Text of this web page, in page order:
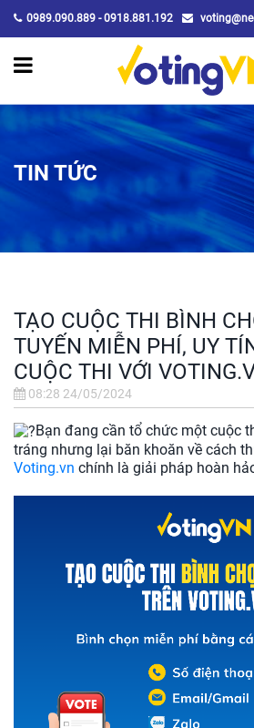
0989.090.889 - 0918.881.192
TIN TỨC
TẠO CUỘC THI BÌNH
TUYẾN MIỄN PHÍ, UY
CUỘC THI VỚI
08:28 24/05/2024
Bạn đang cần tổ chức một cuộc
tráng nhưng lại băn khoăn về cách
Voting.vn chính là giải pháp hoàn